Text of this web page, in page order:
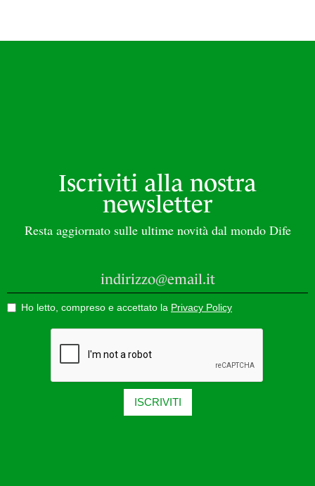
Iscriviti alla nostra
newsletter
Resta aggiornato sulle ultime novità dal mondo Dife
Ho letto, compreso e accettato la Privacy Policy